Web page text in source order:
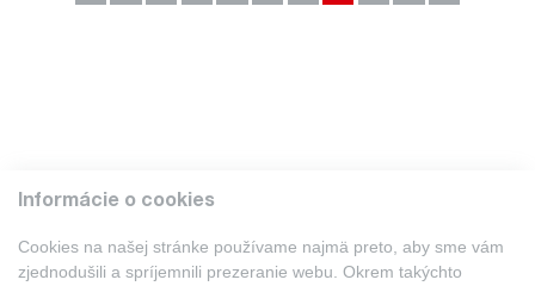
Informácie o cookies
Cookies na našej stránke používame najmä preto, aby sme vám
zjednodušili a spríjemnili prezeranie webu. Okrem takýchto